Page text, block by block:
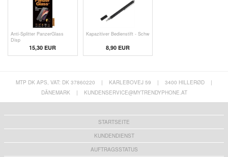
Anti-Splitter PanzerGlass
Disp
15,30 EUR
Kapazitiver Bedienstift - Schw
8,90 EUR
MTP DK APS, VAT: DK 37860220 | KARLEBOVEJ 59 | 3400 HILLERØD
|
DÄNEMARK
| KUNDENSERVICE@MYTRENDYPHONE.AT
STARTSEITE
KUNDENDIENST
AUFTRAGSSTATUS